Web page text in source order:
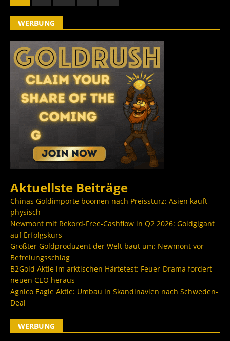
WERBUNG
Aktuellste Beiträge
Chinas Goldimporte boomen nach Preissturz: Asien kauft
physisch
Newmont mit Rekord-Free-Cashflow in Q2 2026: Goldgigant
auf Erfolgskurs
Größter Goldproduzent der Welt baut um: Newmont vor
Befreiungsschlag
B2Gold Aktie im arktischen Härtetest: Feuer-Drama fordert
neuen CEO heraus
Agnico Eagle Aktie: Umbau in Skandinavien nach Schweden-
Deal
WERBUNG